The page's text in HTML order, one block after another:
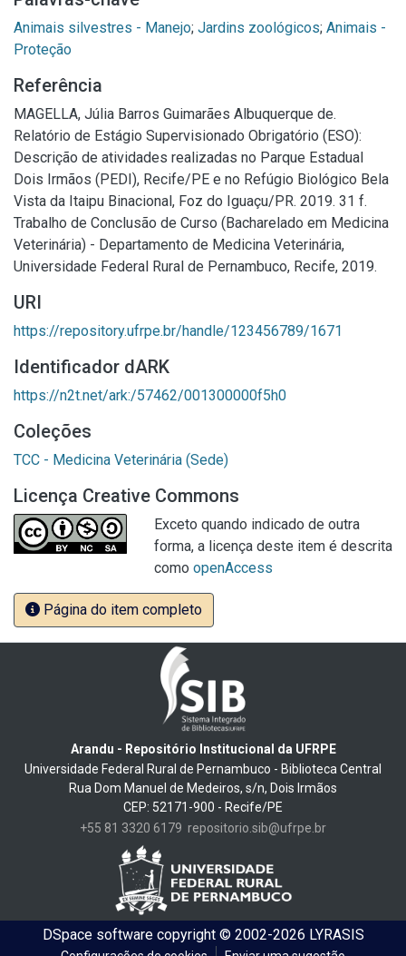
Animais silvestres - Manejo; Jardins zoológicos; Animais -
Proteção
Referência
MAGELLA, Júlia Barros Guimarães Albuquerque de.
Relatório de Estágio Supervisionado Obrigatório (ESO):
Descrição de atividades realizadas no Parque Estadual
Dois Irmãos (PEDI), Recife/PE e no Refúgio Biológico Bela
Vista da Itaipu Binacional, Foz do Iguaçu/PR. 2019. 31 f.
Trabalho de Conclusão de Curso (Bacharelado em Medicina
Veterinária) - Departamento de Medicina Veterinária,
Universidade Federal Rural de Pernambuco, Recife, 2019.
URI
https://repository.ufrpe.br/handle/123456789/1671
Identificador dARK
https://n2t.net/ark:/57462/001300000f5h0
Coleções
TCC - Medicina Veterinária (Sede)
Licença Creative Commons
Exceto quando indicado de outra
forma, a licença deste item é descrita
como openAccess
Página do item completo
Arandu - Repositório Institucional da UFRPE
Universidade Federal Rural de Pernambuco - Biblioteca Central
Rua Dom Manuel de Medeiros, s/n, Dois Irmãos
CEP: 52171-900 - Recife/PE
+55 81 3320 6179 repositorio.sib@ufrpe.br
DSpace softwarecopyright © 2002-2026 LYRASIS